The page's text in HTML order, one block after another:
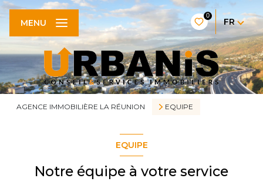
0
FR
MENU
AGENCE IMMOBILIÈRE LA RÉUNION EQUIPE
EQUIPE
Notre équipe à votre service